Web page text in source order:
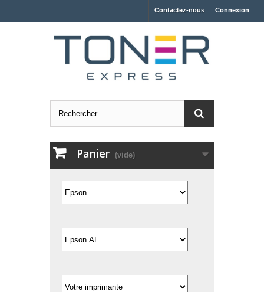
Connexion
Contactez-nous
Panier (vide)